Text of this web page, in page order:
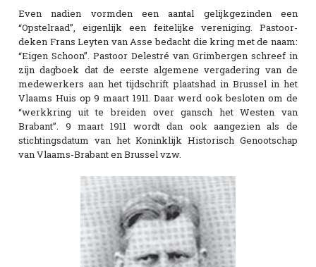
Even nadien vormden een aantal gelijkgezinden een
“Opstelraad”, eigenlijk een feitelijke vereniging. Pastoor-
deken Frans Leyten van Asse bedacht die kring met de naam:
“Eigen Schoon”. Pastoor Delestré van Grimbergen schreef in
zijn dagboek dat de eerste algemene vergadering van de
medewerkers aan het tijdschrift plaatshad in Brussel in het
Vlaams Huis op 9 maart 1911. Daar werd ook besloten om de
“werkkring uit te breiden over gansch het Westen van
Brabant”. 9 maart 1911 wordt dan ook aangezien als de
stichtingsdatum van het Koninklijk Historisch Genootschap
van Vlaams-Brabant en Brussel vzw.